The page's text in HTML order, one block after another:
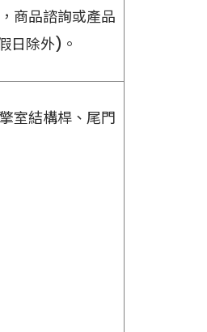
商品諮詢或產品
日除外)。
室結構桿、尾門